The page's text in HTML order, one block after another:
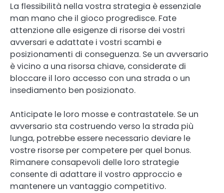
La flessibilità nella vostra strategia è essenziale
man mano che il gioco progredisce. Fate
attenzione alle esigenze di risorse dei vostri
avversari e adattate i vostri scambi e
posizionamenti di conseguenza. Se un avversario
è vicino a una risorsa chiave, considerate di
bloccare il loro accesso con una strada o un
insediamento ben posizionato.
Anticipate le loro mosse e contrastatele. Se un
avversario sta costruendo verso la strada più
lunga, potrebbe essere necessario deviare le
vostre risorse per competere per quel bonus.
Rimanere consapevoli delle loro strategie
consente di adattare il vostro approccio e
mantenere un vantaggio competitivo.